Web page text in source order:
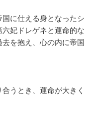
に仕える身となったシ
妃ドレゲネと運命的な
を抱え、心の内に帝国
うとき、運命が大きく